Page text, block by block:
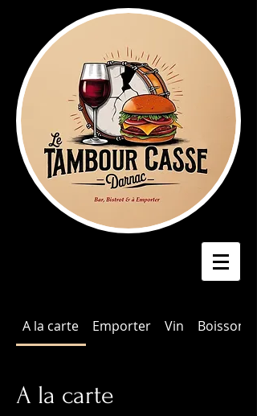
A la carte Emporter Vin Boissons
A la carte